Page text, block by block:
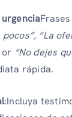
pocos”, “La
“No dejes
rápida.
:Incluya